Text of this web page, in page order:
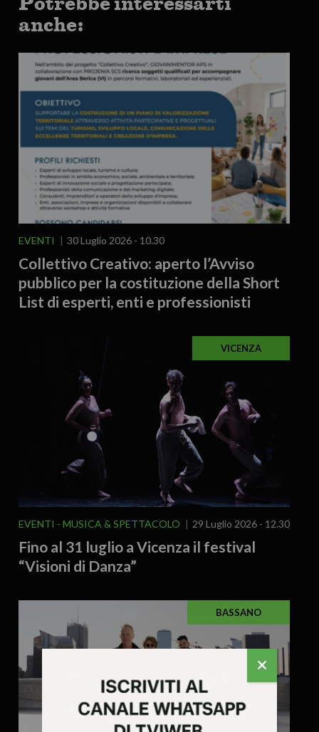
anche:
EVENTI 30 Luglio 2026 - 10.30
Collettivo Creativo: aperto l’Avviso
pubblico per la costituzione della Short
List di esperti, enti e professionisti
VICENZA
EVENTI MUSICA & SPETTACOLO 29 Luglio 2026 - 12.30
Fino al 31 luglio a Vicenza il festival
“Visioni di Danza”
BASSANO